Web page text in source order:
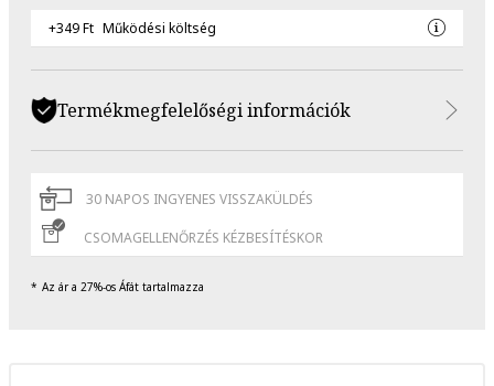
+349 Ft Működési költség
Termékmegfelelőségi információk
30 NAPOS INGYENES VISSZAKÜLDÉS
CSOMAGELLENŐRZÉS KÉZBESÍTÉSKOR
Az ár a 27%-os Áfát tartalmazza